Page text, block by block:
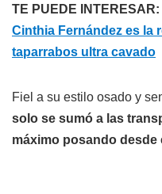
TE PUEDE INTERESAR:
Cinthia Fernández es la
taparrabos ultra cavado
Fiel a su estilo osado y
solo se sumó a las
máximo posando desde